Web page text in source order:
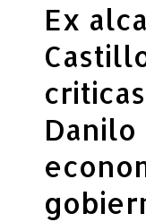
Ex
Danilo